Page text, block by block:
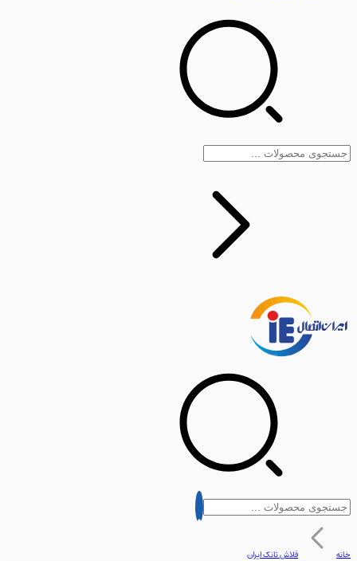
فلاش تانک ایران